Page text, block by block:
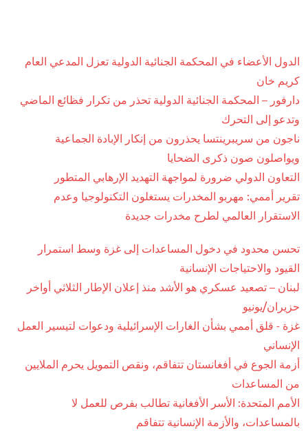
الدول الأعضاء في المحكمة الجنائية الدولية تعزل المدعي العام
كريم خان
دارفور – المحكمة الجنائية الدولية تحذر من تكرار فظائع الماضي
وتدعو إلى التحرك
ناجون من سريبرينتسا يحذرون من إنكار الإبادة الجماعية
ويواصلون صون ذكرى الضحايا
التعاون الدولي ضرورة لمواجهة التهديد الإرهابي المتطور
تقرير أممي: مهربو المخدرات يستغلون التكنولوجيا وعدم
الاستقرار العالمي لطرح مخدرات جديدة
تحسن محدود في دخول المساعدات إلى غزة وسط استمرار
القيود والاحتياجات الإنسانية
لبنان – تصعيد عسكري هو الأشد منذ إعلان الإطار الثلاثي أواخر
حزيران/يونيو
غزة - قلق أممي بشأن الغارات الإسرائيلية ودعوات لتيسير العمل
الإنساني
أزمة الجوع في أفغانستان تتفاقم، ونقص التمويل يحرم الملايين
من المساعدات
الأمم المتحدة: الأسر الأفغانية تطالب بفرص للعمل لا
بالمساعدات، والأزمة الإنسانية تتفاقم